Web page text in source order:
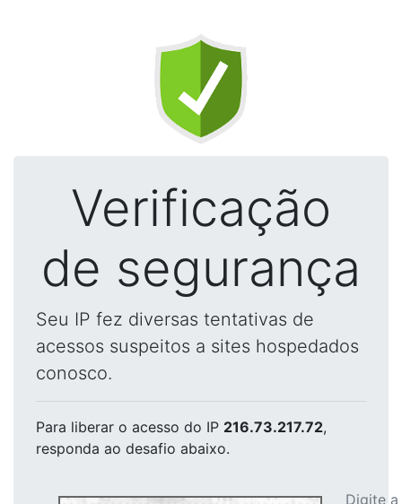
Verificação
de segurança
Seu IP fez diversas tentativas de
acessos suspeitos a sites hospedados
conosco.
Para liberar o acesso do IP 216.73.217.72,
responda ao desafio abaixo.
Digite